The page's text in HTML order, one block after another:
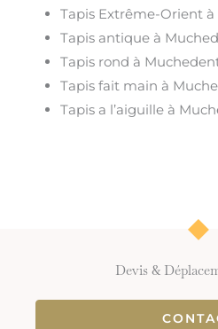
Tapis Extrême-Orient
Tapis antique à
Tapis rond à
Tapis fait main à
Tapis a l’aiguille à
Devis &